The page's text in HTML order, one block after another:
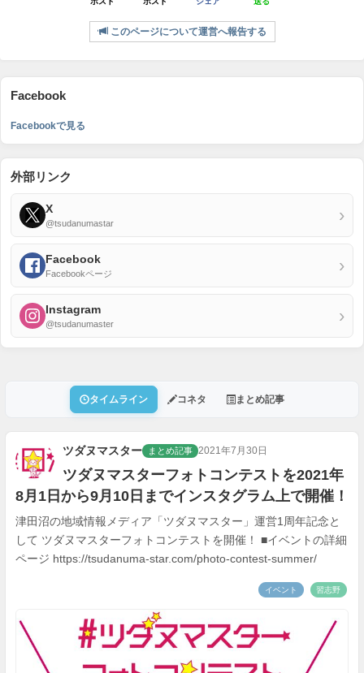
このページについて運営へ報告する
Facebook
Facebookで見る
外部リンク
X
@tsudanumastar ›
Facebook
Facebookページ ›
Instagram
@tsudanumaster ›
タイムライン コネタ まとめ記事